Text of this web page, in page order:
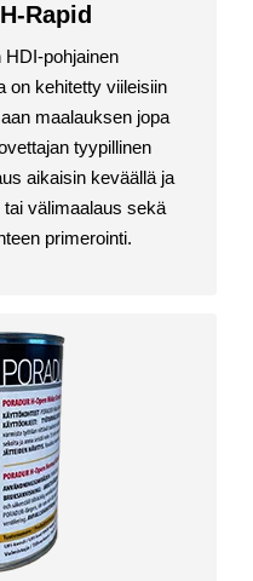
Rapid
HDI-pohjainen
on kehitetty viileisiin
maalauksen jopa
tyypillinen
aikaisin keväällä ja
välimaalaus sekä
primerointi.